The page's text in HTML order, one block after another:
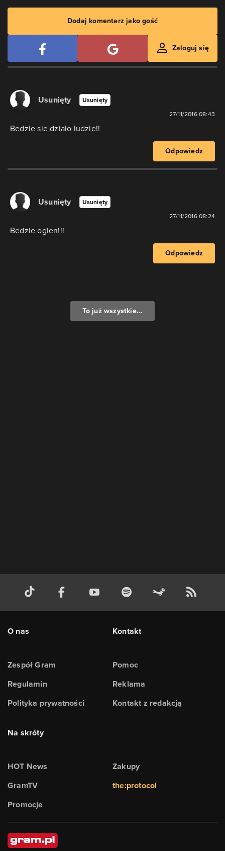
Dodaj komentarz jako gość
Zaloguj się
Usunięty Usunięty
27/11/2016 08:43
Bedzie sie dzialo ludzie!!
Odpowiedz
Usunięty Usunięty
27/11/2016 08:24
Bedzie ogien!!!
Odpowiedz
To już wszystkie...
O nas
Zespół Gram
Regulamin
Polityka prywatności
Kontakt
Pomoc
Reklama
Kontakt z redakcją
Na skróty
HOT News
GramTV
Promocje
Zakupy
the:protocol